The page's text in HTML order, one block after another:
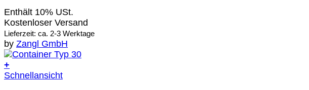
Enthält 10% USt.
Kostenloser Versand
Lieferzeit: ca. 2-3 Werktage
by Zangl GmbH
+
Schnellansicht